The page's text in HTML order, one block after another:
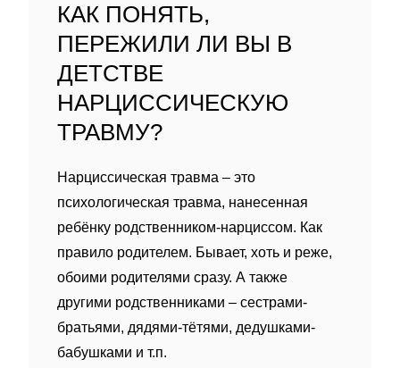
КАК ПОНЯТЬ,
ПЕРЕЖИЛИ ЛИ ВЫ В
ДЕТСТВЕ
НАРЦИССИЧЕСКУЮ
ТРАВМУ?
Нарциссическая травма – это
психологическая травма, нанесенная
ребëнку родственником-нарциссом. Как
правило родителем. Бывает, хоть и реже,
обоими родителями сразу. А также
другими родственниками – сестрами-
братьями, дядями-тëтями, дедушками-
бабушками и т.п.